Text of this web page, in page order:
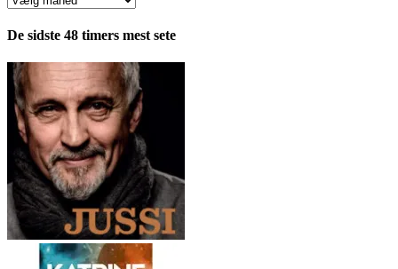
pr.
De sidste 48 timers mest sete